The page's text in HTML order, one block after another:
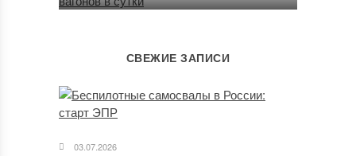
СВЕЖИЕ ЗАПИСИ
03.07.2026